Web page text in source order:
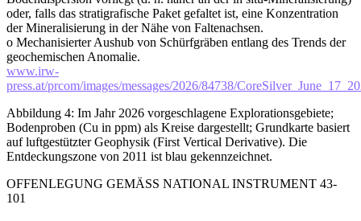
oder, falls das stratigrafische Paket gefaltet ist, eine Konzentration
der Mineralisierung in der Nähe von Faltenachsen.
o Mechanisierter Aushub von Schürfgräben entlang des Trends der
geochemischen Anomalie.
www.irw-
press.at/prcom/images/messages/2026/84738/
Abbildung 4: Im Jahr 2026 vorgeschlagene Explorationsgebiete;
Bodenproben (Cu in ppm) als Kreise dargestellt; Grundkarte basiert
auf luftgestützter Geophysik (First Vertical Derivative). Die
Entdeckungszone von 2011 ist blau gekennzeichnet.
OFFENLEGUNG GEMÄSS NATIONAL INSTRUMENT 43-
101